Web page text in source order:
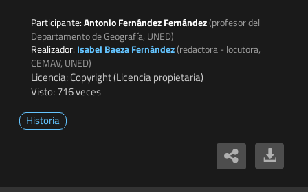
Participante:Antonio Fernández Fernández(profesor del
Departamento de Geografía, UNED)
Realizador: Isabel Baeza Fernández(redactora - locutora,
CEMAV, UNED)
Licencia: Copyright (Licencia propietaria)
Visto: 716 veces
Historia